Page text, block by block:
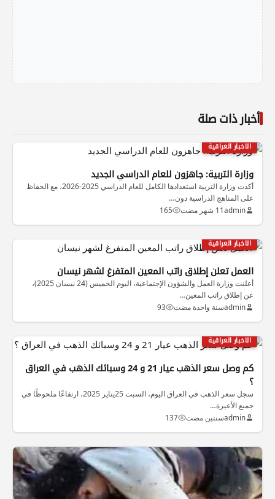
أخبار ذات صلة
الاخبار العراقية
وزارة التربية: جاهزون للعام الدراسي الجديد
أكدت وزارة التربية استعدادها الكامل للعام الدراسي 2025-2026، مع الحفاظ
على المناهج الدراسية دون…
admin11 شهر مضت 165
الاخبار العراقية
العمل تعلن إطلاق راتب المعين المتفرغ لشهر نيسان
أعلنت وزارة العمل والشؤون الإجتماعية، اليوم الخميس (24 نيسان 2025)،
عن إطلاق راتب المعين…
adminسنة واحدة مضت 93
الاخبار العراقية
كم وصل سعر الذهب عيار 21 و 24 وسبائك الذهب في العراق
؟
سجل سعر الذهب في العراق اليوم، السبت 25يناير 2025، ارتفاعًا ملحوظًا في
جميع الأعيرة…
adminسنتين مضت 137